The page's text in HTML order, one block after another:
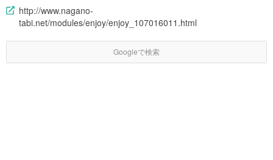
http://www.nagano-
tabi.net/modules/enjoy/enjoy_107016011.html
Googleで検索